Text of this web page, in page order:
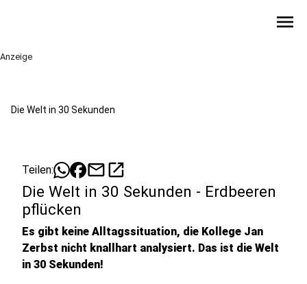
menu
Anzeige
Die Welt in 30 Sekunden
Teilen: mailopen_in_new
Die Welt in 30 Sekunden - Erdbeeren
pflücken
Es gibt keine Alltagssituation, die Kollege Jan
Zerbst nicht knallhart analysiert. Das ist die Welt
in 30 Sekunden!